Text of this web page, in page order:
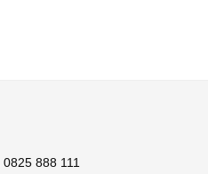
0825 888 111